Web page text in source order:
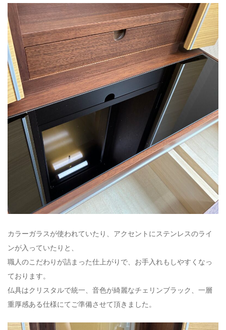
カラーガラスが使われていたり、アクセントにステンレスのライ
ンが入っていたりと、
職人のこだわりが詰まった仕上がりで、お手入れもしやすくなっ
ております。
仏具はクリスタルで統一、音色が綺麗なチェリンブラック、一層
重厚感ある仕様にてご準備させて頂きました。